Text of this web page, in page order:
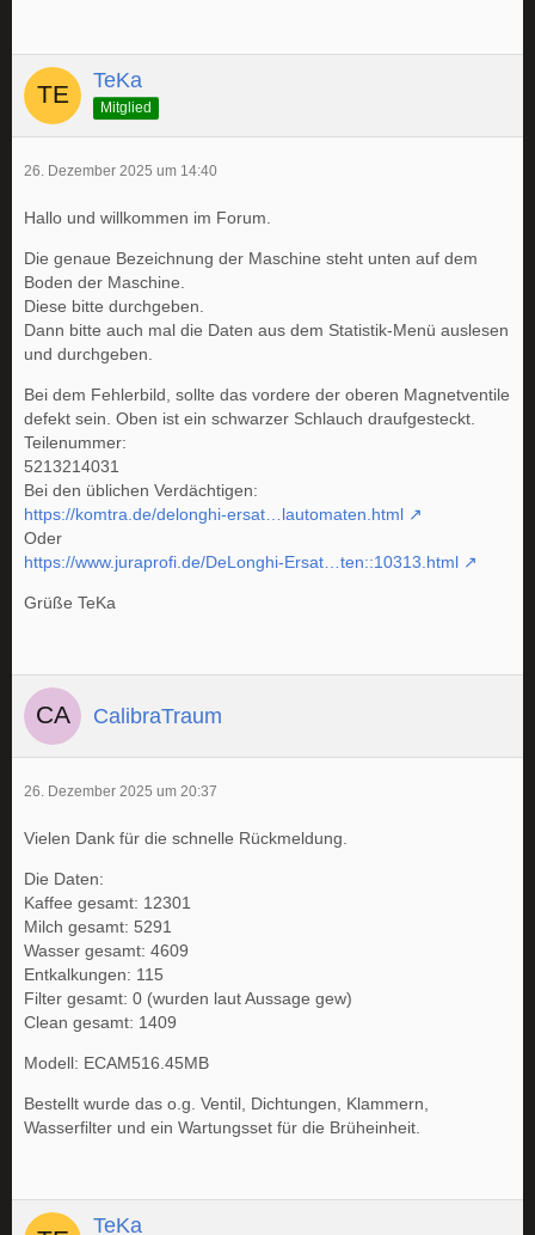
TeKa
Mitglied
26. Dezember 2025 um 14:40
Hallo und willkommen im Forum.
Die genaue Bezeichnung der Maschine steht unten auf dem
Boden der Maschine.
Diese bitte durchgeben.
Dann bitte auch mal die Daten aus dem Statistik-Menü auslesen
und durchgeben.
Bei dem Fehlerbild, sollte das vordere der oberen Magnetventile
defekt sein. Oben ist ein schwarzer Schlauch draufgesteckt.
Teilenummer:
5213214031
Bei den üblichen Verdächtigen:
https://komtra.de/delonghi-ersat…lautomaten.html
Oder
https://www.juraprofi.de/DeLonghi-Ersat…ten::10313.html
Grüße TeKa
CalibraTraum
26. Dezember 2025 um 20:37
Vielen Dank für die schnelle Rückmeldung.
Die Daten:
Kaffee gesamt: 12301
Milch gesamt: 5291
Wasser gesamt: 4609
Entkalkungen: 115
Filter gesamt: 0 (wurden laut Aussage gew)
Clean gesamt: 1409
Modell: ECAM516.45MB
Bestellt wurde das o.g. Ventil, Dichtungen, Klammern,
Wasserfilter und ein Wartungsset für die Brüheinheit.
TeKa